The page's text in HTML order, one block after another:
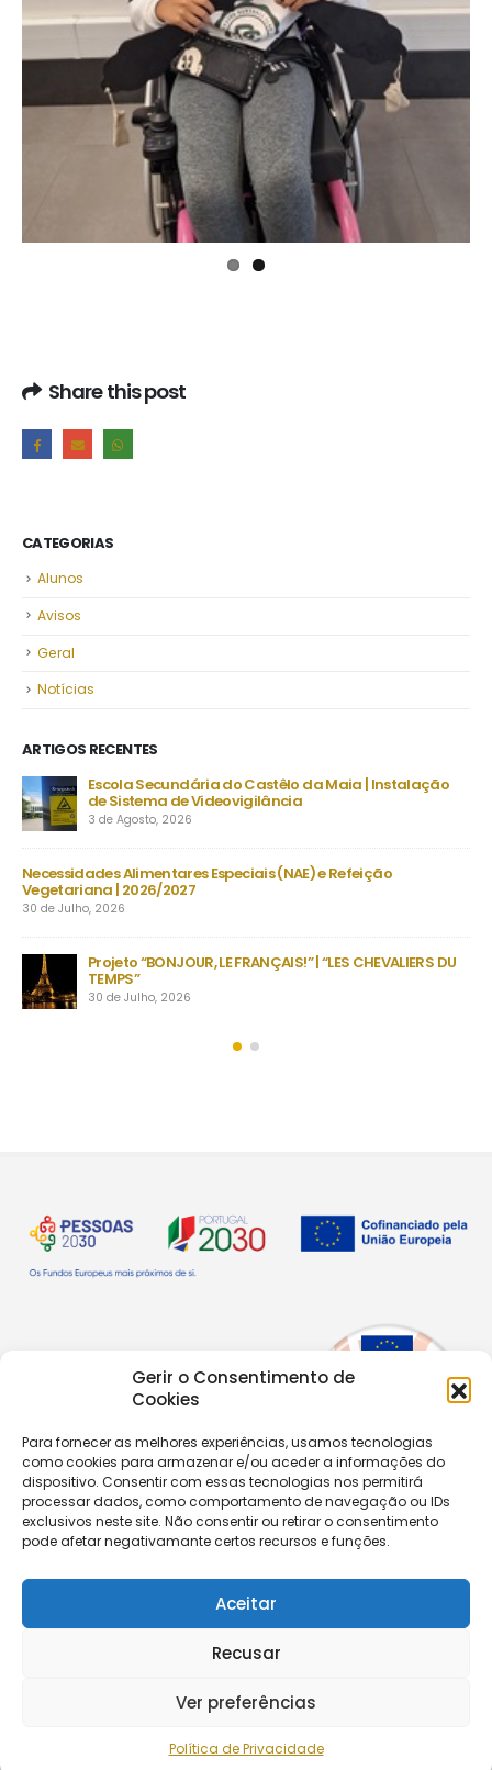
Gerir o Consentimento de
Cookies
Para fornecer as melhores experiências, usamos tecnologias
como cookies para armazenar e/ou aceder a informações do
dispositivo. Consentir com essas tecnologias nos permitirá
processar dados, como comportamento de navegação ou IDs
exclusivos neste site. Não consentir ou retirar o consentimento
pode afetar negativamante certos recursos e funções.
Aceitar
Recusar
Ver preferências
Política de Privacidade
Previous Next
Share this post
CATEGORIAS
Alunos
Avisos
Geral
Notícias
ARTIGOS RECENTES
da Maia | Instalação
(NAE) e Refeição
| “LES CHEVALIERS DU
Despacho Normativo n.º 8-B/2026 |
setembro | Exames finais nacionais
Manuais Escolares 2026/27 | Vouchers
inesquecíveis em Fafe com
Copyright © 2026 |Equipa de Comunicação Digital
Política de Privacidade
CONTACTOS
+351 229 820 641
secretaria@aecastelomaia.pt